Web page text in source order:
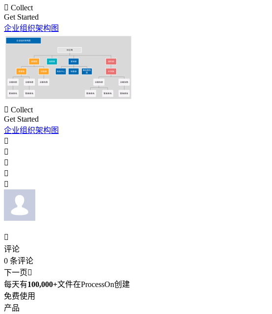
 Collect
Get Started
企业组织架构图
 Collect
Get Started
企业组织架构图






评论
0 条评论
下一页
每天有100,000+文件在ProcessOn创建
免费使用
产品